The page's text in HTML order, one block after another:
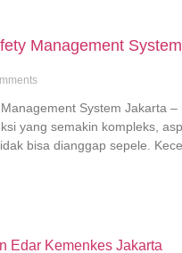
Management
System Jakarta –
yang semakin kompleks,
bisa dianggap sepele.